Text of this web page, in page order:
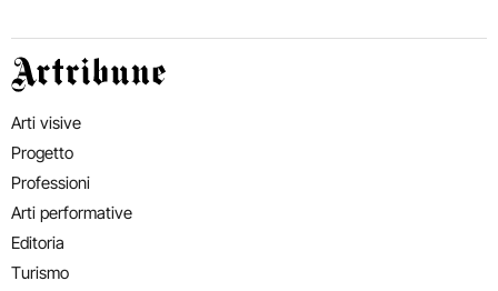
Artribune
Arti visive
Progetto
Professioni
Arti performative
Editoria
Turismo